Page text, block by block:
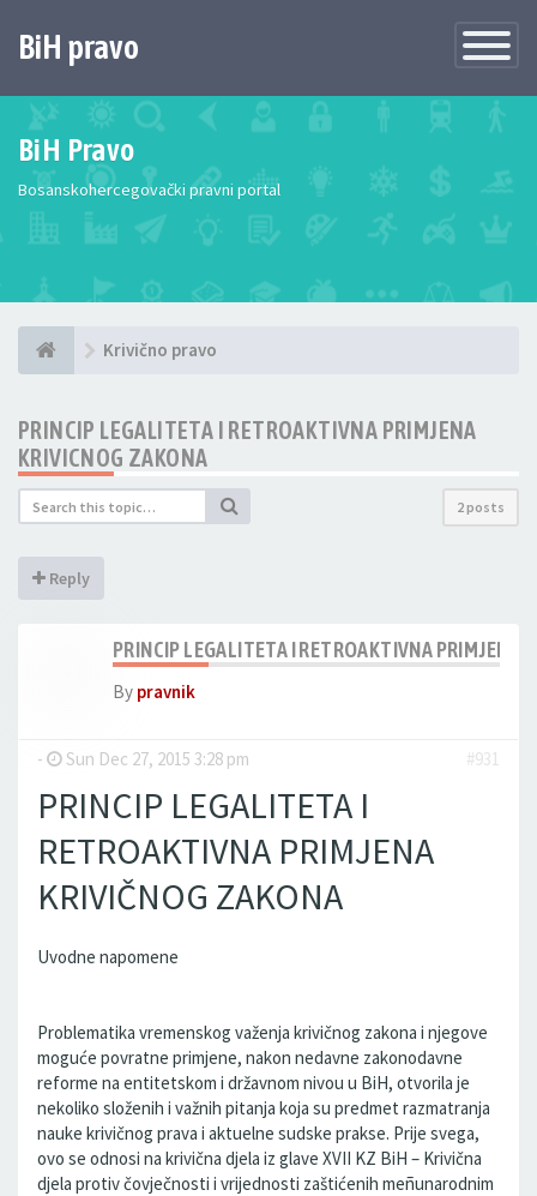
Toggle
BiH pravo
BiH Pravo
Bosanskohercegovački pravni portal
Krivično pravo
PRINCIP LEGALITETA I RETROAKTIVNA PRIMJENA
KRIVICNOG ZAKONA
2 posts
Reply
PRINCIP LEGALITETA I RETROAKTIVNA PRIMJENA
By pravnik
- Sun Dec 27, 2015 3:28 pm #931
PRINCIP LEGALITETA I
RETROAKTIVNA PRIMJENA
KRIVIČNOG ZAKONA
Uvodne napomene
Problematika vremenskog važenja krivičnog zakona i njegove
moguće povratne primjene, nakon nedavne zakonodavne
reforme na entitetskom i državnom nivou u BiH, otvorila je
nekoliko složenih i važnih pitanja koja su predmet razmatranja
nauke krivičnog prava i aktuelne sudske prakse. Prije svega,
ovo se odnosi na krivična djela iz glave XVII KZ BiH – Krivična
djela protiv čovječnosti i vrijednosti zaštićenih meñunarodnim